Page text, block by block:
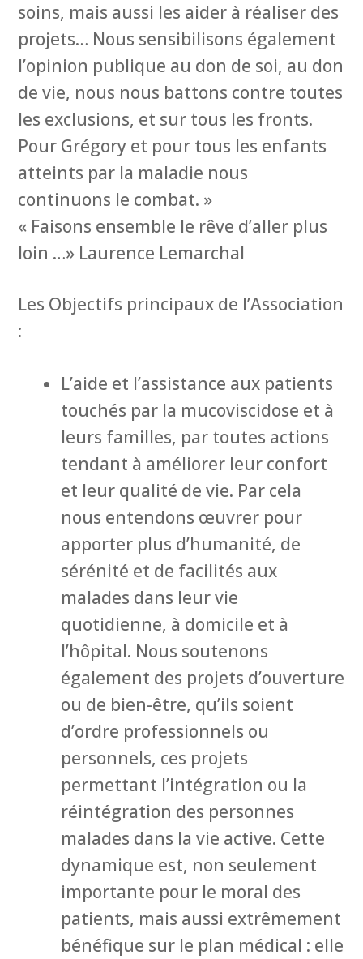
soins, mais aussi les aider à réaliser des
projets… Nous sensibilisons également
l’opinion publique au don de soi, au don
de vie, nous nous battons contre toutes
les exclusions, et sur tous les fronts.
Pour Grégory et pour tous les enfants
atteints par la maladie nous
continuons le combat. »
« Faisons ensemble le rêve d’aller plus
loin …» Laurence Lemarchal
Les Objectifs principaux de l’Association
:
L’aide et l’assistance aux patients
touchés par la mucoviscidose et à
leurs familles, par toutes actions
tendant à améliorer leur confort
et leur qualité de vie. Par cela
nous entendons œuvrer pour
apporter plus d’humanité, de
sérénité et de facilités aux
malades dans leur vie
quotidienne, à domicile et à
l’hôpital. Nous soutenons
également des projets d’ouverture
ou de bien-être, qu’ils soient
d’ordre professionnels ou
personnels, ces projets
permettant l’intégration ou la
réintégration des personnes
malades dans la vie active. Cette
dynamique est, non seulement
importante pour le moral des
patients, mais aussi extrêmement
bénéfique sur le plan médical : elle